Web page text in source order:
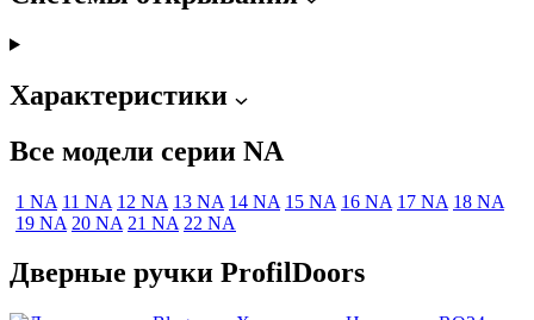
Характеристики
Все модели серии NA
1 NA 11 NA 12 NA 13 NA 14 NA 15 NA 16 NA 17 NA 18 NA
19 NA 20 NA 21 NA 22 NA
Дверные ручки ProfilDoors